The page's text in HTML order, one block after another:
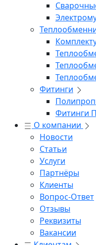
Фитинги
Фитинги
О компании
Новости
Статьи
Услуги
Партнёры
Клиенты
Вопрос-Ответ
Отзывы
Реквизиты
Вакансии